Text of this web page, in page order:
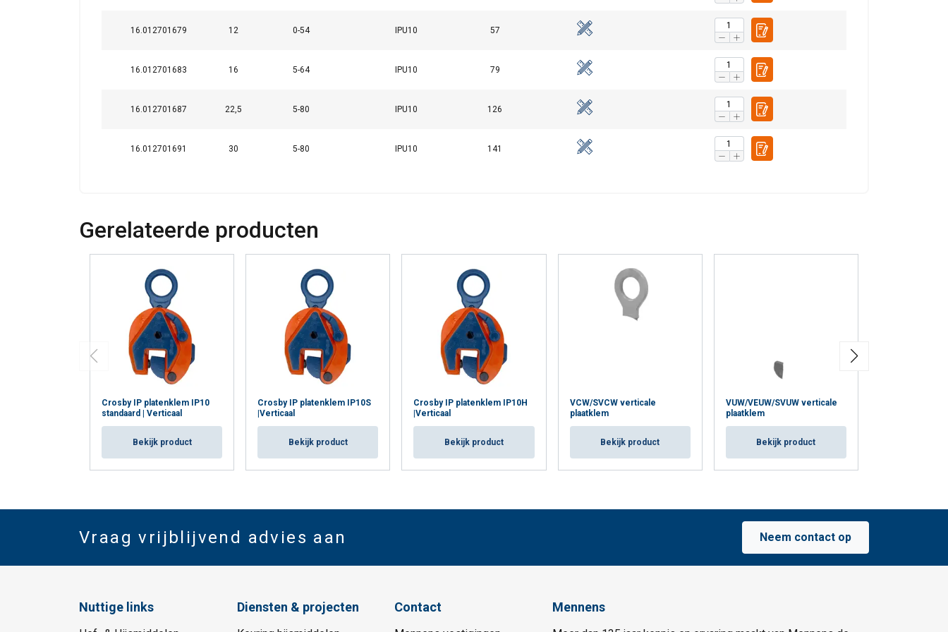
16.012701679 12 0-54 IPU10 57
16.012701683 16 5-64 IPU10 79
16.012701687 22,5 5-80 IPU10 126
16.012701691 30 5-80 IPU10 141
Gerelateerde producten
Crosby IP platenklem IP10
standaard | Verticaal
Bekijk product
Crosby IP platenklem IP10S
|Verticaal
Bekijk product
Crosby IP platenklem IP10H
|Verticaal
Bekijk product
VCW/SVCW verticale
plaatklem
Bekijk product
VUW/VEUW/SVUW verticale
plaatklem
Bekijk product
Vraag vrijblijvend advies aan Neem contact op
Nuttige links Diensten & projecten Contact Mennens
ALLES AFWIJZEN
DETAILS WEERGEVEN
Cookie Policy